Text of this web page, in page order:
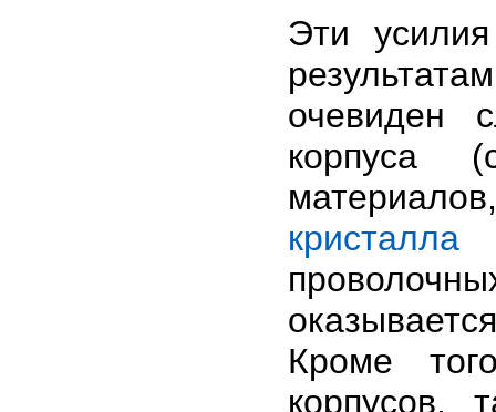
Эти
очевиден
корпуса
кристалла
Кроме
корпусов,